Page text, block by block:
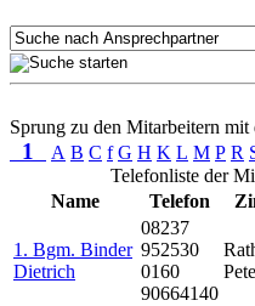
Sprung zu den Mitarbeitern mit
1 A B C f G H K L M P R
Telefonliste der
Name
Telefon
1. Bgm. Binder
Dietrich
08237
952530
0160
90664140